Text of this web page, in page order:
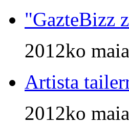
"GazteBizz
2012ko
Artista
2012ko